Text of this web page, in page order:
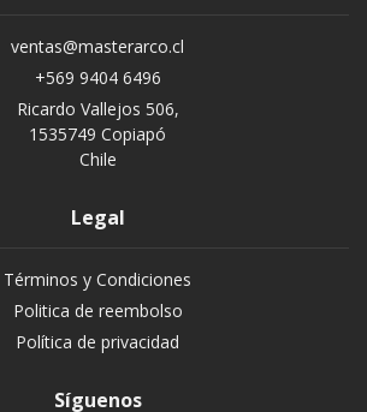
ventas@masterarco.cl
+569 9404 6496
Ricardo Vallejos 506,
1535749 Copiapó
Chile
Legal
Términos y Condiciones
Politica de reembolso
Política de privacidad
Síguenos